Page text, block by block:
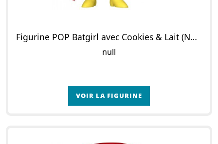
Figurine POP Batgirl avec Cookies & Lait (Noël)
null
VOIR LA FIGURINE